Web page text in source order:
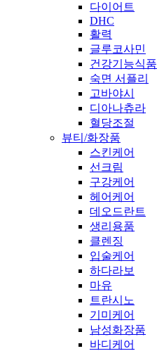
다이어트
DHC
활력
글루코사민
건강기능식품
숙면 서플리
고바야시
디아나츄라
혈당조절
뷰티/화장품
스킨케어
선크림
구강케어
헤어케어
데오드란트
생리용품
클렌징
입술케어
하다라보
마유
트란시노
기미케어
남성화장품
바디케어